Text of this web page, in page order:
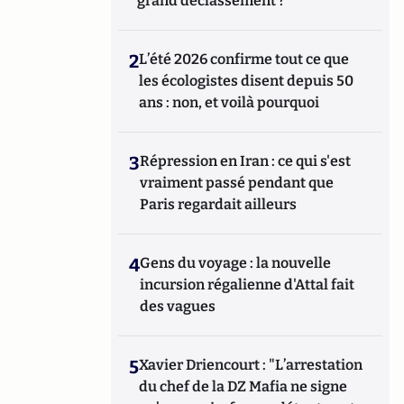
2L’été 2026 confirme tout ce que
les écologistes disent depuis 50
ans : non, et voilà pourquoi
3Répression en Iran : ce qui s'est
vraiment passé pendant que
Paris regardait ailleurs
4Gens du voyage : la nouvelle
incursion régalienne d'Attal fait
des vagues
5Xavier Driencourt : "L’arrestation
du chef de la DZ Mafia ne signe